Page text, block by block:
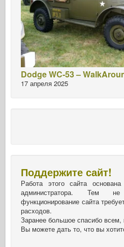
Dodge WC-53 –
17 апреля 2025
Поддержите сайт!
Работа этого сайта
администратора. Тем
функционирование сайта
расходов.
Заранее большое спасибо всем,
Вы можете дать то, что вы